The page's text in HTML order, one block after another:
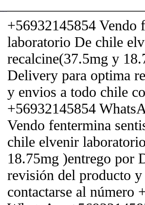
+56932145854 Vendo
laboratorio De chile
recalcine(37.5mg y
Delivery para optima
y envios a todo chile
+56932145854
Vendo fentermina
chile elvenir
18.75mg )entrego por
revisión del producto
contactarse al número